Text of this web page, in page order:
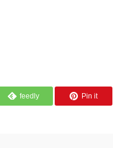
feedly Pin it